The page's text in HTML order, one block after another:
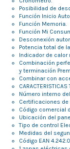
Posibilidad de
Función Inicio
Función Memoria.
Función Mi
Desconexión
Potencia total de
Indicador de calor
Combinación
y terminación
Combinar con
CARACTERISTICAS
Número interno
Certificaciones de
Código comercial
Ubicación del
Tipo de control
Medidas del
Código EAN